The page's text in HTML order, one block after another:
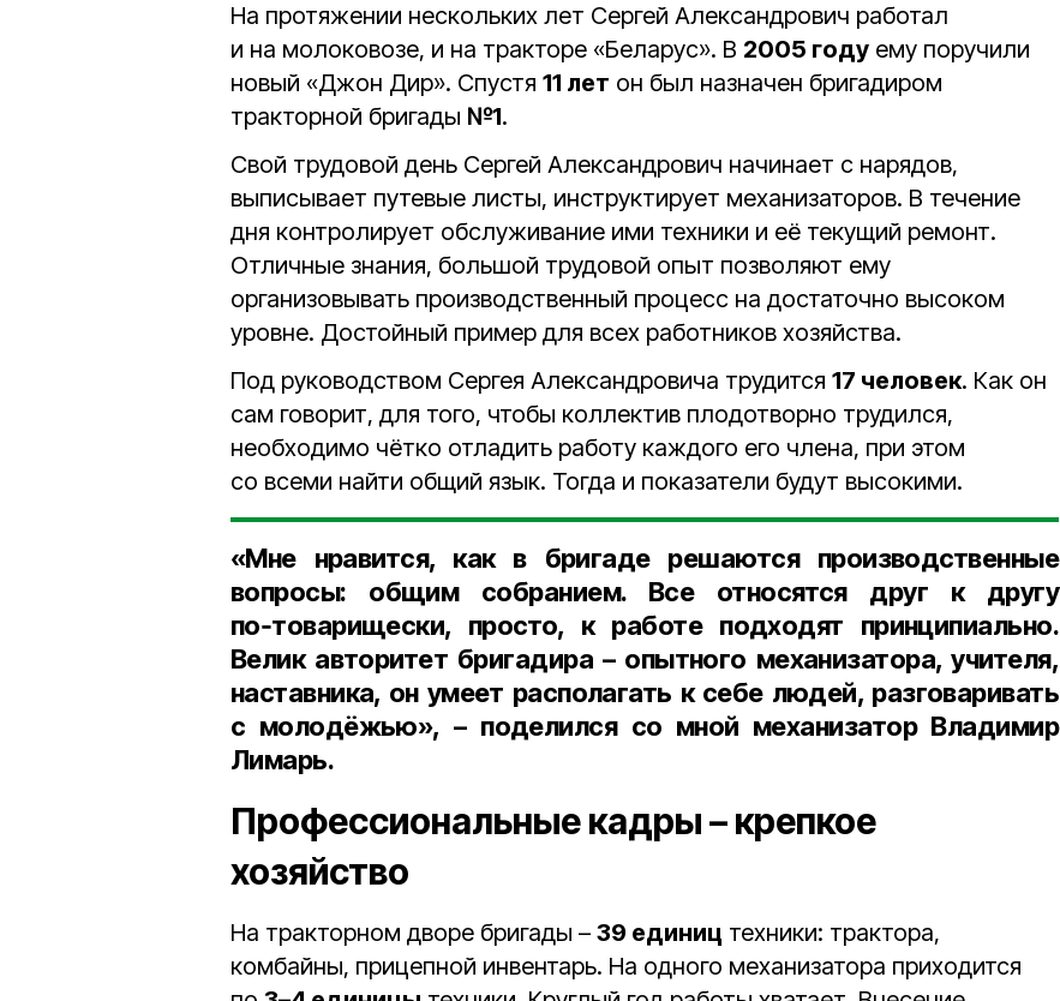
На протяжении нескольких лет Сергей Александрович работал
и на молоковозе, и на тракторе «Беларус». В 2005 году ему поручили
новый «Джон Дир». Спустя 11 лет он был назначен бригадиром
тракторной бригады №1.
Свой трудовой день Сергей Александрович начинает с нарядов,
выписывает путевые листы, инструктирует механизаторов. В течение
дня контролирует обслуживание ими техники и её текущий ремонт.
Отличные знания, большой трудовой опыт позволяют ему
организовывать производственный процесс на достаточно высоком
уровне. Достойный пример для всех работников хозяйства.
Под руководством Сергея Александровича трудится 17 человек. Как он
сам говорит, для того, чтобы коллектив плодотворно трудился,
необходимо чётко отладить работу каждого его члена, при этом
со всеми найти общий язык. Тогда и показатели будут высокими.
«Мне нравится, как в бригаде решаются производственные
вопросы: общим собранием. Все относятся друг к другу
по‑товарищески, просто, к работе подходят принципиально.
Велик авторитет бригадира – опытного механизатора, учителя,
наставника, он умеет располагать к себе людей, разговаривать
с молодёжью», – поделился со мной механизатор Владимир
Лимарь.
Профессиональные кадры – крепкое
хозяйство
На тракторном дворе бригады – 39 единиц техники: трактора,
комбайны, прицепной инвентарь. На одного механизатора приходится